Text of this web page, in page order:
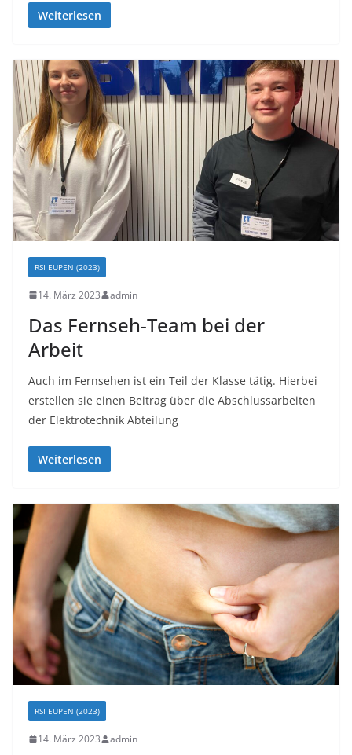
Weiterlesen
RSI EUPEN (2023)
14. März 2023 admin
Das Fernseh-Team bei der
Arbeit
Auch im Fernsehen ist ein Teil der Klasse tätig. Hierbei
erstellen sie einen Beitrag über die Abschlussarbeiten
der Elektrotechnik Abteilung
Weiterlesen
RSI EUPEN (2023)
14. März 2023 admin